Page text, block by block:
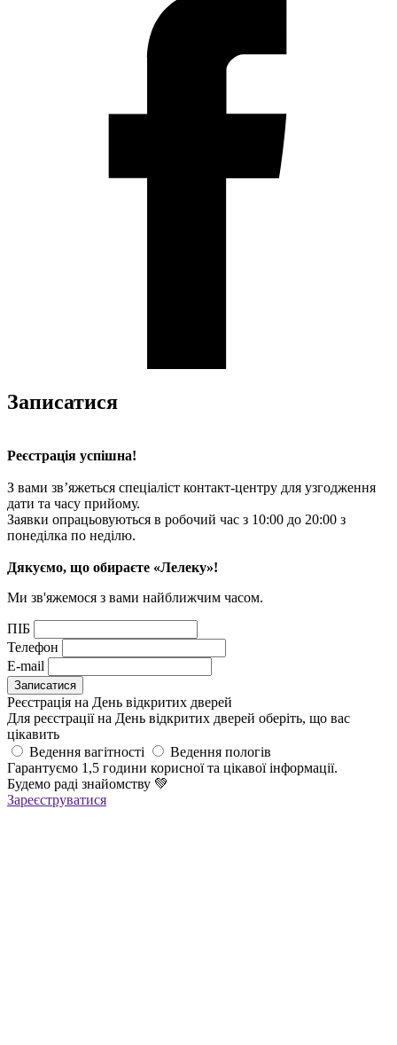
Записатися
Реєстрація успішна!
З вами зв’яжеться спеціаліст контакт-центру для узгодження
дати та часу прийому.
Заявки опрацьовуються в робочий час з 10:00 до 20:00 з
понеділка по неділю.
Дякуємо, що обираєте «Лелеку»!
Ми зв'яжемося з вами найближчим часом.
ПІБ
Телефон
E-mail
Реєстрація на День відкритих дверей
Для реєстрації на День відкритих дверей оберіть, що вас
цікавить
Ведення вагітності
Ведення пологів
Гарантуємо 1,5 години корисної та цікавої інформації.
Будемо раді знайомству 💚
Зареєструватися